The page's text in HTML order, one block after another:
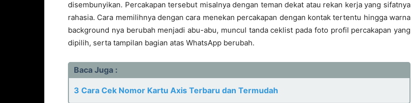
disembunyikan. Percakapan tersebut misalnya dengan teman dekat atau rekan kerja yang sifatnya
rahasia. Cara memilihnya dengan cara menekan percakapan dengan kontak tertentu hingga warna
background nya berubah menjadi abu-abu, muncul tanda ceklist pada foto profil percakapan yang
dipilih, serta tampilan bagian atas WhatsApp berubah.
Baca Juga :
3 Cara Cek Nomor Kartu Axis Terbaru dan Termudah